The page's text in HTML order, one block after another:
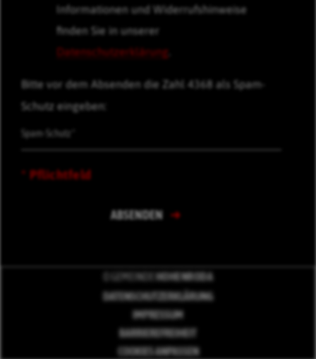
Informationen und Widerrufshinweise
finden Sie in unserer
Datenschutzerklärung
Bitte vor dem Absenden die Zahl 4368 als Spam-
Schutz eingeben:
* Pflichtfeld
ABSENDEN
© GEMEINDE HOHENRODA
DATENSCHUTZERKLÄRUNG
IMPRESSUM
BARRIEREFREIHEIT
COOKIES ANPASSEN